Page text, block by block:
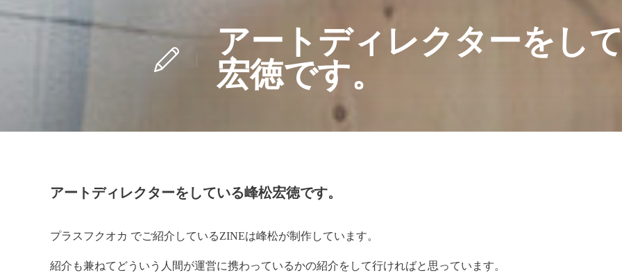
アートディレクターをし
宏徳です。
アートディレクターをしている峰松宏徳です。
プラスフクオカ でご紹介しているZINEは峰松が制作しています。
紹介も兼ねてどういう人間が運営に携わっているかの紹介をして行ければと思っています。